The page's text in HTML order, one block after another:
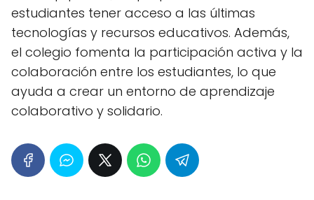
estudiantes tener acceso a las últimas
tecnologías y recursos educativos. Además,
el colegio fomenta la participación activa y la
colaboración entre los estudiantes, lo que
ayuda a crear un entorno de aprendizaje
colaborativo y solidario.